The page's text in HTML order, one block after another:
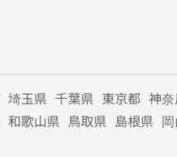
埼玉県 千葉県 東京都 神
和歌山県 鳥取県 島根県